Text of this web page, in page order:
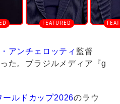
アンチェロッティ 監督
た。ブラジルメディア『g
ールドカップ2026のラウ